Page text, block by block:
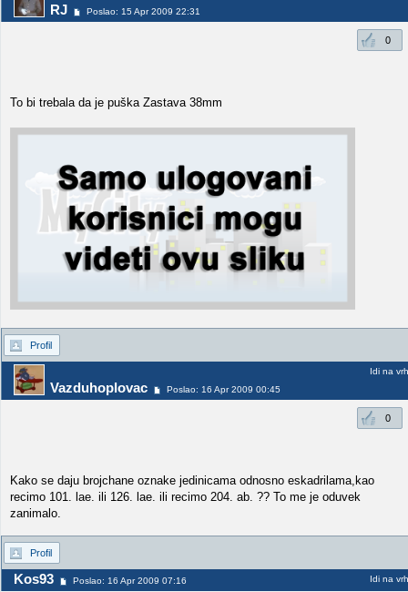
RJ Poslao: 15 Apr 2009 22:31
0
To bi trebala da je puška Zastava 38mm
Profil
Vazduhoplovac Poslao: 16 Apr 2009 00:45
Idi na vrh
0
Kako se daju brojchane oznake jedinicama odnosno eskadrilama,kao
recimo 101. lae. ili 126. lae. ili recimo 204. ab. ?? To me je oduvek
zanimalo.
Profil
Kos93 Poslao: 16 Apr 2009 07:16 Idi na vrh